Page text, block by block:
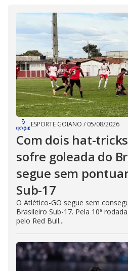
ESPORTE GOIANO / 05/08/2026
Com dois hat-
sofre goleada do
segue sem
Sub-17
O Atlético-GO segue sem
Brasileiro Sub-17. Pela 10ª
pelo Red Bull...